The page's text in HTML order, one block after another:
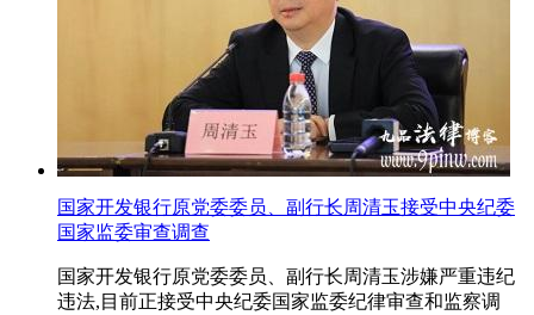
国家开发银行原党委委员、副行长周清玉接受中央纪委
国家监委审查调查
国家开发银行原党委委员、副行长周清玉涉嫌严重违纪
违法,目前正接受中央纪委国家监委纪律审查和监察调